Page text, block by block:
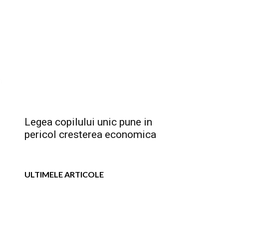
Legea copilului unic pune in
pericol cresterea economica
ULTIMELE ARTICOLE